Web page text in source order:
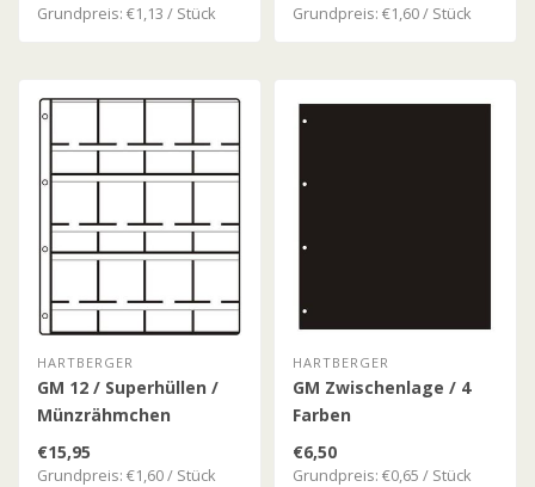
Grundpreis: €1,13 / Stück Grundpreis: €1,60 / Stück
HARTBERGER
GM 12 / Superhüllen /
Münzrähmchen
€15,95
Grundpreis: €1,60 / Stück
HARTBERGER
GM Zwischenlage / 4
Farben
€6,50
Grundpreis: €0,65 / Stück